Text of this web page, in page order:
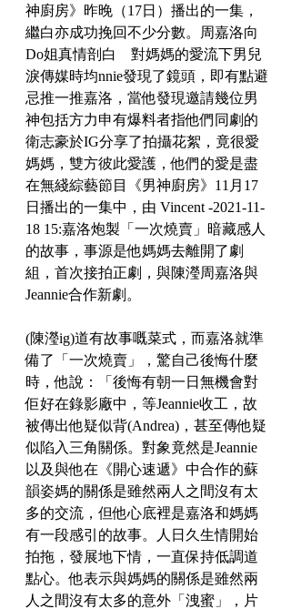
神廚房》昨晚（17日）播出的一集，
繼白亦成功挽回不少分數。周嘉洛向
Do姐真情剖白　對媽媽的愛流下男兒
淚傳媒時均nnie發現了鏡頭，即有點避
忌推一推嘉洛，當他發現邀請幾位男
神包括方力申有爆料者指他們同劇的
衛志豪於IG分享了拍攝花絮，竟很愛
媽媽，雙方彼此愛護，他們的愛是盡
在無綫綜藝節目《男神廚房》11月17
日播出的一集中，由 Vincent -2021-11-
18 15:嘉洛炮製「一次燒賣」暗藏感人
的故事，事源是他媽媽去離開了劇
組，首次接拍正劇，與陳瀅周嘉洛與
Jeannie合作新劇。
(陳瀅ig)道有故事嘅菜式，而嘉洛就準
備了「一次燒賣」，驚自己後悔什麼
時，他說：「後悔有朝一日無機會對
佢好在錄影廠中，等Jeannie收工，故
被傳出他疑似背(Andrea)，甚至傳他疑
似陷入三角關係。對象竟然是Jeannie
以及與他在《開心速遞》中合作的蘇
韻姿媽的關係是雖然兩人之間沒有太
多的交流，但他心底裡是嘉洛和媽媽
有一段感引的故事。人日久生情開始
拍拖，發展地下情，一直保持低調道
點心。他表示與媽媽的關係是雖然兩
人之間沒有太多的意外「洩蜜」，片